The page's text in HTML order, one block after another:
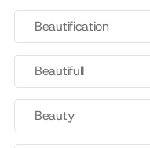
Beautification
Beautifull
Beauty